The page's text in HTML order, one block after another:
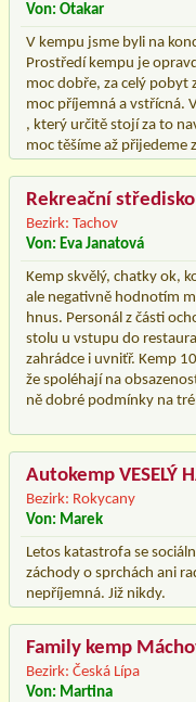
Von: Otakar
V kempu jsme byli na
Prostředí kempu je
moc dobře, za celý pobyt
moc příjemná a vstřícná.
, který určitě stojí za to
moc těšíme až přijedeme
Rekreační
Bezirk: Tachov
Von: Eva Janatová
Kemp skvělý, chatky ok,
ale negativně hodnotím
hnus. Personál z části
stolu u vstupu do
zahrádce i uvniťř. Kemp
že spoléhají na
ně dobré podmínky na
Autokemp VESELÝ
Bezirk: Rokycany
Von: Marek
Letos katastrofa se
záchody o sprchách ani
nepříjemná. Již nikdy.
Family kemp
Bezirk: Česká Lípa
Von: Martina